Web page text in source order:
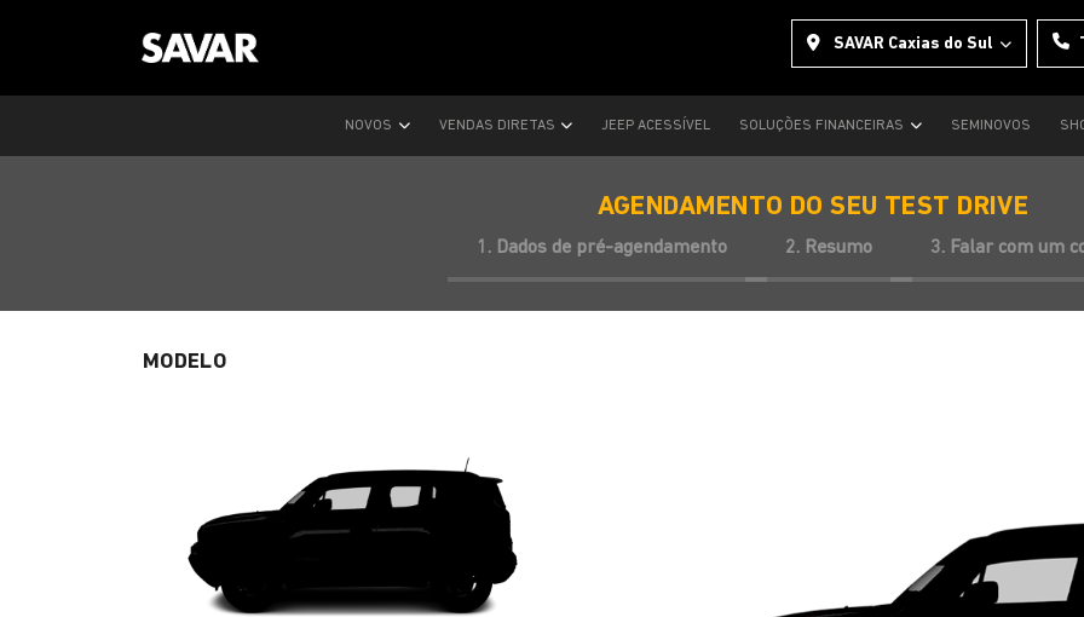
SAVAR Caxias do Sul
NOVOS VENDAS DIRETAS JEEP ACESSÍVEL SOLUÇÕES FINANCEIRAS SEMINOVOS
AGENDAMENTO DO SEU TEST DRIVE
1. Dados de pré-agendamento 2. Resumo 3. Falar com um
MODELO